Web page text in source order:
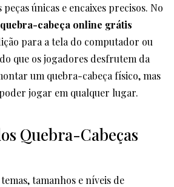
únicas e encaixes precisos. No
quebra-cabeça online grátis
para a tela do computador ou
que os jogadores desfrutem da
um quebra-cabeça físico, mas
jogar em qualquer lugar.
Quebra-Cabeças
tamanhos e níveis de